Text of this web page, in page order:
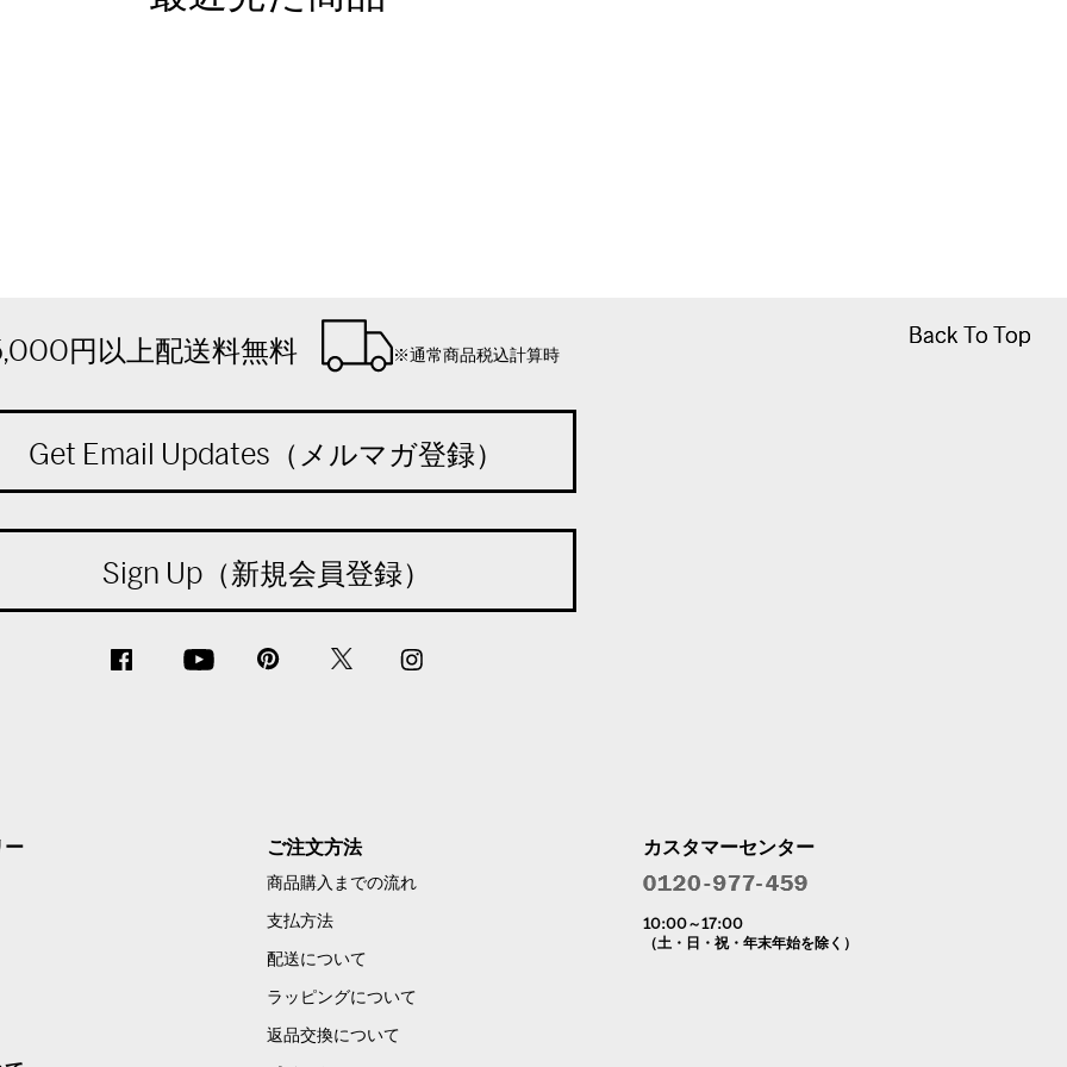
Back To Top
Back To Top
円以上配送料無料 ※通常商品税込計算時
Get Email Updates（メルマガ登録）
Sign Up（新規会員登録）
ー ご注文方法
商品購入までの流れ
支払方法
配送について
ラッピングについて
返品交換について
カスタマーセンター
10:00～17:00
（土・日・祝・年末年始を除く）